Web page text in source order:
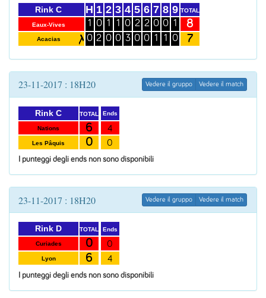
Rink C
Eaux-Vives
Acacias
H
1
0
1
0
2
2
1
0
3
1
0
4
0
3
5
2
0
6
2
0
7
0
1
8
0
1
9
1
0
TOTAL
8
7
23-11-2017 : 18H20 Vedere il gruppo Vedere il match
Rink C
Nations
Les Pâquis
TOTAL
6
0
Ends
4
0
I punteggi degli ends non sono disponibili
23-11-2017 : 18H20 Vedere il gruppo Vedere il match
Rink D
Curiades
Lyon
TOTAL
0
6
Ends
0
4
I punteggi degli ends non sono disponibili